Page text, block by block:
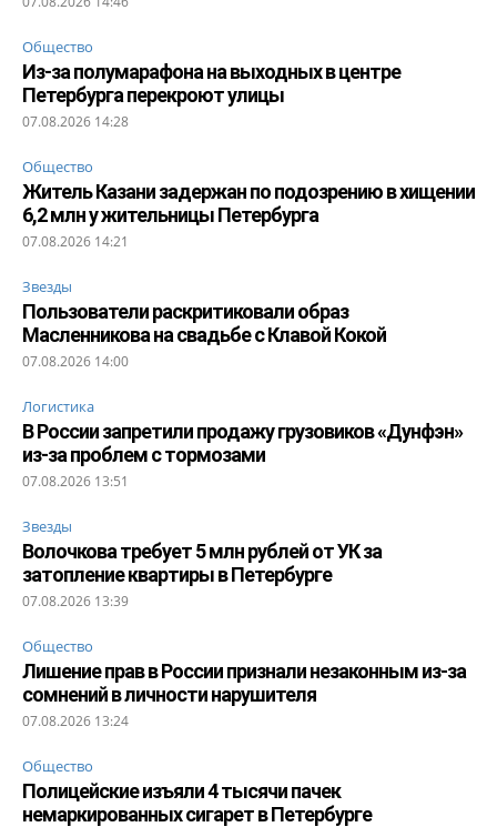
Общество
Из-за полумарафона на выходных в центре
Петербурга перекроют улицы
07.08.2026 14:28
Общество
Житель Казани задержан по подозрению в хищении
6,2 млн у жительницы Петербурга
07.08.2026 14:21
Звезды
Пользователи раскритиковали образ
Масленникова на свадьбе с Клавой Кокой
07.08.2026 14:00
Логистика
В России запретили продажу грузовиков «Дунфэн»
из-за проблем с тормозами
07.08.2026 13:51
Звезды
Волочкова требует 5 млн рублей от УК за
затопление квартиры в Петербурге
07.08.2026 13:39
Общество
Лишение прав в России признали незаконным из-за
сомнений в личности нарушителя
07.08.2026 13:24
Общество
Полицейские изъяли 4 тысячи пачек
немаркированных сигарет в Петербурге